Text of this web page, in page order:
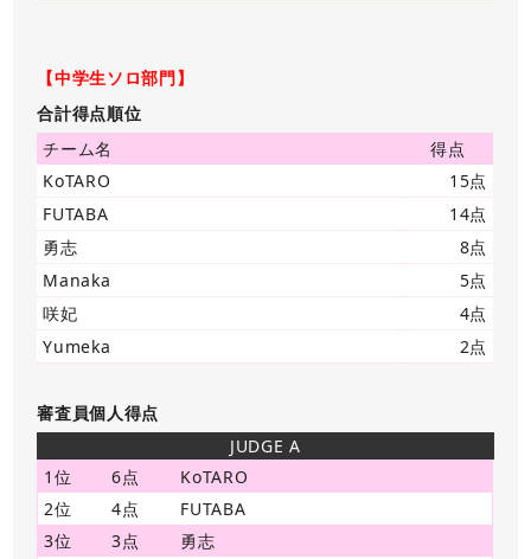
【中学生ソロ部門】
合計得点順位
チーム名
得点
KoTARO
15点
FUTABA
14点
勇志
8点
Manaka
5点
咲妃
4点
Yumeka
2点
審査員個人得点
JUDGE A
1位
6点
KoTARO
2位
4点
FUTABA
3位
3点
勇志